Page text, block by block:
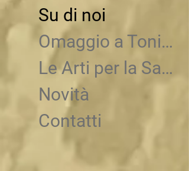
Su di noi
Omaggio a Tonino Aspergo
Le Arti per la Salute
Novità
Contatti